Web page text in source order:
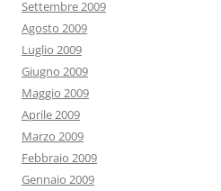
Settembre 2009
Agosto 2009
Luglio 2009
Giugno 2009
Maggio 2009
Aprile 2009
Marzo 2009
Febbraio 2009
Gennaio 2009